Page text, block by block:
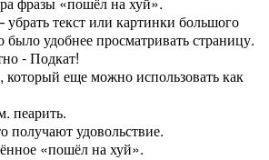
текст или картинки большого
было удобнее просматривать страницу.
- Подкат!
еще можно использовать как
пеарить.
удовольствие.
«пошёл на хуй».